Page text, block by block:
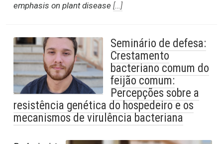
emphasis on plant disease […]
Seminário de defesa:
Crestamento
bacteriano comum do
feijão comum:
Percepções sobre a
resistência genética do hospedeiro e os
mecanismos de virulência bacteriana